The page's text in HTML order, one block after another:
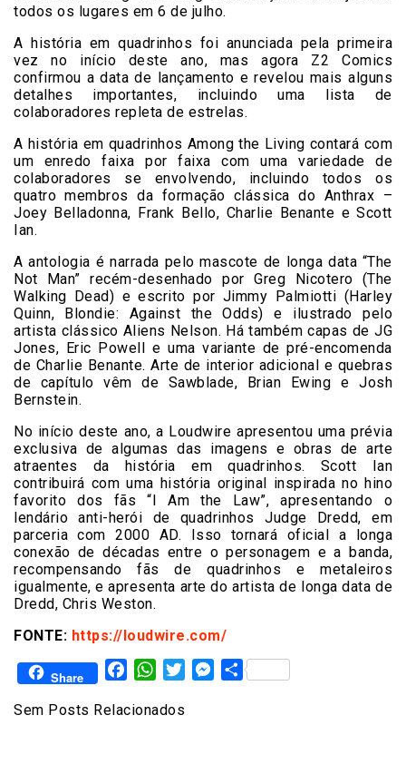
todos os lugares em 6 de julho.
A história em quadrinhos foi anunciada pela primeira
vez no início deste ano, mas agora Z2 Comics
confirmou a data de lançamento e revelou mais alguns
detalhes importantes, incluindo uma lista de
colaboradores repleta de estrelas.
A história em quadrinhos Among the Living contará com
um enredo faixa por faixa com uma variedade de
colaboradores se envolvendo, incluindo todos os
quatro membros da formação clássica do Anthrax –
Joey Belladonna, Frank Bello, Charlie Benante e Scott
Ian.
A antologia é narrada pelo mascote de longa data “The
Not Man” recém-desenhado por Greg Nicotero (The
Walking Dead) e escrito por Jimmy Palmiotti (Harley
Quinn, Blondie: Against the Odds) e ilustrado pelo
artista clássico Aliens Nelson. Há também capas de JG
Jones, Eric Powell e uma variante de pré-encomenda
de Charlie Benante. Arte de interior adicional e quebras
de capítulo vêm de Sawblade, Brian Ewing e Josh
Bernstein.
No início deste ano, a Loudwire apresentou uma prévia
exclusiva de algumas das imagens e obras de arte
atraentes da história em quadrinhos. Scott Ian
contribuirá com uma história original inspirada no hino
favorito dos fãs “I Am the Law”, apresentando o
lendário anti-herói de quadrinhos Judge Dredd, em
parceria com 2000 AD. Isso tornará oficial a longa
conexão de décadas entre o personagem e a banda,
recompensando fãs de quadrinhos e metaleiros
igualmente, e apresenta arte do artista de longa data de
Dredd, Chris Weston.
FONTE: https://loudwire.com/
Share FacebookWhatsAppTwitterMessenger
Share
Sem Posts Relacionados